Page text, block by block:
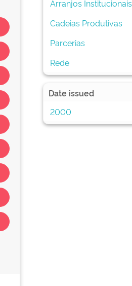
Arranjos Institucionais
Cadeias Produtivas
Parcerias
Rede
Date issued
2000